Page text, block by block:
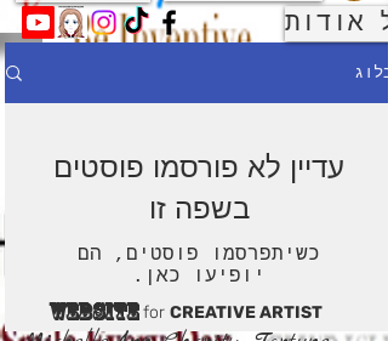
אודות
בלוג
עדיין לא פורסמו פוסטים
בשפה זו
כשיתפרסמו פוסטים, הם
יופיעו כאן.
WEBSITEforCREATIVE ARTIST